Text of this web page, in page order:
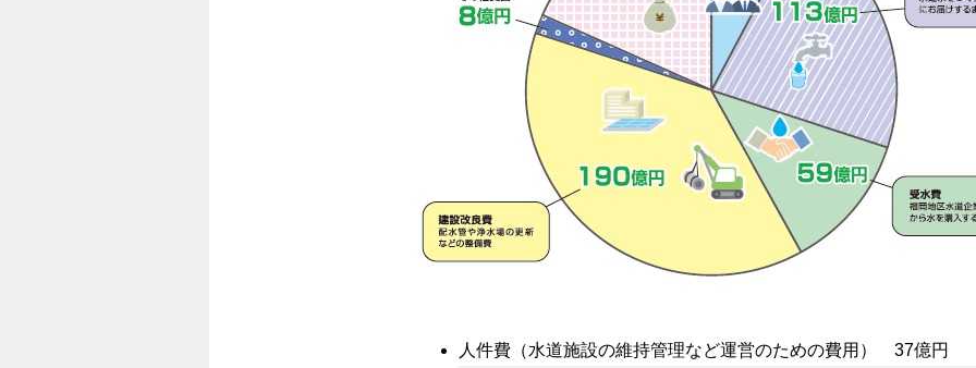
人件費（水道施設の維持管理など運営のための費用） 37億円